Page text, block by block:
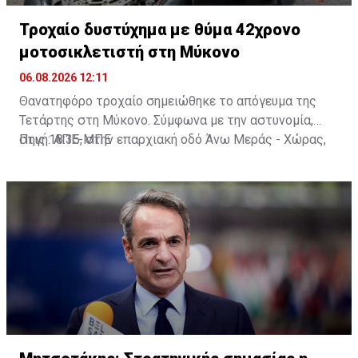
Τροχαίο δυστύχημα με θύμα 42χρονο
μοτοσικλετιστή στη Μύκονο
06.08.2026 12:11
Θανατηφόρο τροχαίο σημειώθηκε το απόγευμα της
Τετάρτης στη Μύκονο. Σύμφωνα με την αστυνομία,
στις 18:35, στην επαρχιακή οδό Άνω Μεράς - Χώρας,
πορείας της, πέρασε στο αντίθετο ρεύμα και
συγκρούστηκε με Ι.Χ. αυτοκίνητο που οδηγούσε
25χρονος. Από τη σύγκρουση ο 42χρονος
τραυματίστηκε θανάσιμα. Τα αίτια του δυστυχήματος
διερευνώνται από την Υποδιεύθυνση Αστυνομίας
Πηγή: ΑΠΕ-ΜΠΕ